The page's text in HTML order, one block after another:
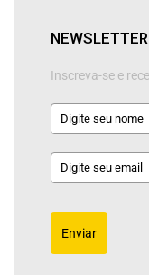
NEWSLETTER
Inscreva-se e
Enviar